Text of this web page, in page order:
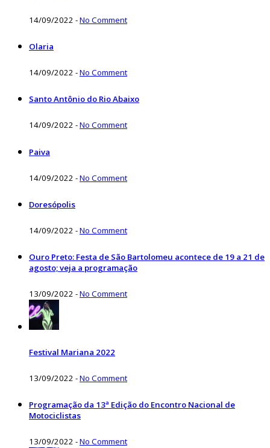
14/09/2022 -No Comment
Olaria
14/09/2022 -No Comment
Santo Antônio do Rio Abaixo
14/09/2022 -No Comment
Paiva
14/09/2022 -No Comment
Doresópolis
14/09/2022 -No Comment
Ouro Preto: Festa de São Bartolomeu acontece de 19 a 21 de
agosto; veja a programação
13/09/2022 -No Comment
Festival Mariana 2022
13/09/2022 -No Comment
Programação da 13ª Edição do Encontro Nacional de
Motociclistas
13/09/2022 -No Comment